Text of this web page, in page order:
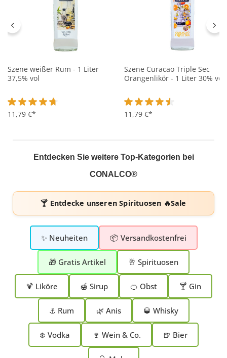
Szene weißer Rum - 1 Liter
37,5% vol
Durchschnittliche Bewertung von 4.8 von 5 Sternen
11,79 €*
Szene Curacao Triple Sec
Orangenlikör - 1 Liter 30% vol
Durchschnittliche
11,79 €*
Entdecken Sie weitere Top-Kategorien bei
CONALCO®
🍸 Entdecke unserenSpirituosen 🔥Sale
✨ Neuheiten 📦 Versandkostenfrei
🎁 Gratis Artikel 🥂 Spirituosen
🍹 Liköre 🍯 Sirup 🍊 Obst 🍸 Gin
⚓ Rum 🌿 Anis 🥃 Whisky
❄️ Vodka 🍷 Wein & Co. 🍺 Bier